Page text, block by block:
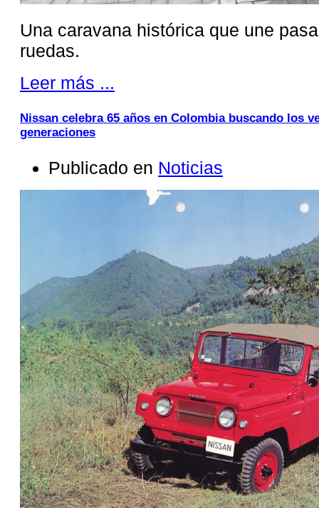
Una caravana histórica que une
ruedas.
Leer más ...
Nissan celebra 65 años en Colombia buscando los
generaciones
Publicado en Noticias